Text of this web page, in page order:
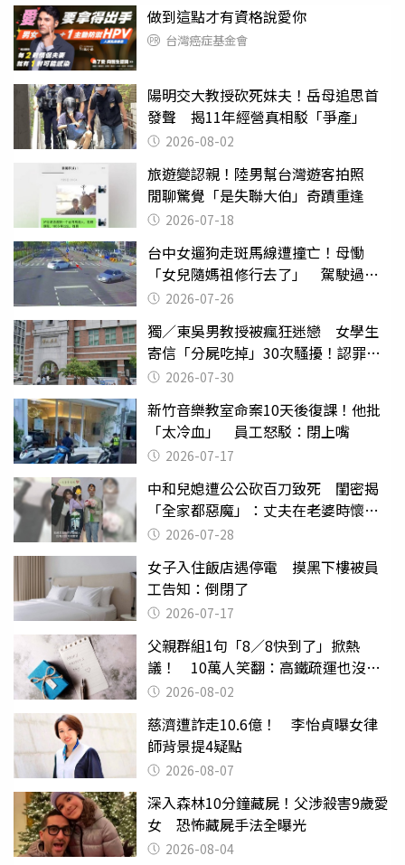
做到這點才有資格說愛你
台灣癌症基金會
陽明交大教授砍死妹夫！岳母追思首
發聲 揭11年經營真相駁「爭產」
2026-08-02
旅遊變認親！陸男幫台灣遊客拍照
閒聊驚覺「是失聯大伯」奇蹟重逢
2026-07-18
台中女遛狗走斑馬線遭撞亡！母慟
「女兒隨媽祖修行去了」 駕駛過失
致死判9月
2026-07-26
獨／東吳男教授被瘋狂迷戀 女學生
寄信「分屍吃掉」30次騷擾！認罪免
關 2026-07-30
新竹音樂教室命案10天後復課！他批
「太冷血」 員工怒駁：閉上嘴
2026-07-17
中和兒媳遭公公砍百刀致死 閨密揭
「全家都惡魔」：丈夫在老婆時懷孕
摔東西
2026-07-28
女子入住飯店遇停電 摸黑下樓被員
工告知：倒閉了
2026-07-17
父親群組1句「8／8快到了」掀熱
議！ 10萬人笑翻：高鐵疏運也沒列
父親節
2026-08-02
慈濟遭詐走10.6億！ 李怡貞曝女律
師背景提4疑點
2026-08-07
深入森林10分鐘藏屍！父涉殺害9歲愛
女 恐怖藏屍手法全曝光
2026-08-04